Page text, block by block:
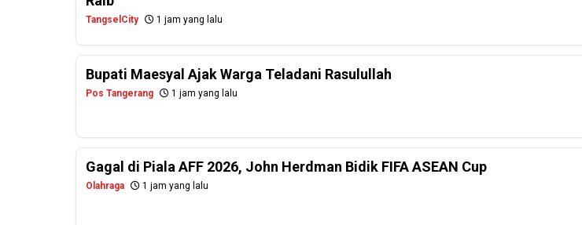
TangselCity 1 jam yang lalu
Bupati Maesyal Ajak Warga Teladani Rasulullah
Pos Tangerang 1 jam yang lalu
Gagal di Piala AFF 2026, John Herdman Bidik FIFA ASEAN Cup
Olahraga 1 jam yang lalu